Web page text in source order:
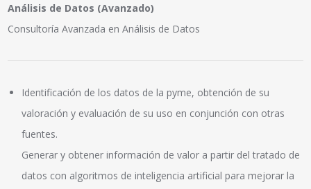
Análisis de Datos (Avanzado)
Consultoría Avanzada en Análisis de Datos
Identificación de los datos de la pyme, obtención de su
valoración y evaluación de su uso en conjunción con otras
fuentes.
Generar y obtener información de valor a partir del tratado de
datos con algoritmos de inteligencia artificial para mejorar la